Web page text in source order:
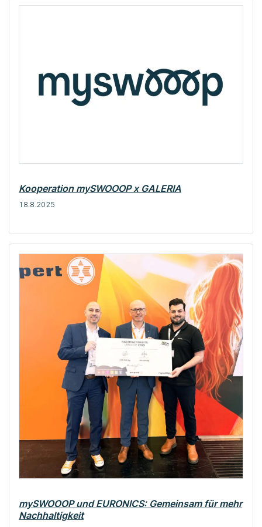
Kooperation mySWOOOP x GALERIA
18.8.2025
mySWOOOP und EURONICS: Gemeinsam für mehr
Nachhaltigkeit